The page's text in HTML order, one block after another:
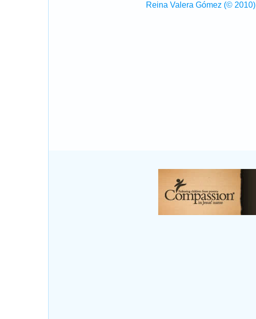
Reina Valera Gómez (© 2010)